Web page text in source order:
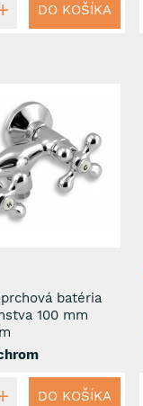
DO KOŠÍKA
100 mm
DO KOŠÍKA